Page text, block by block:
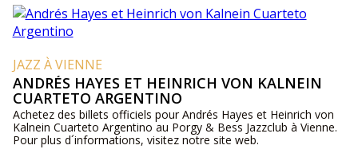
JAZZ À VIENNE
ANDRÉS HAYES ET HEINRICH VON KALNEIN
CUARTETO ARGENTINO
Achetez des billets officiels pour Andrés Hayes et Heinrich von
Kalnein Cuarteto Argentino au Porgy & Bess Jazzclub à Vienne.
Pour plus d´informations, visitez notre site web.